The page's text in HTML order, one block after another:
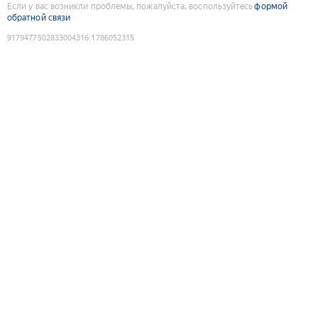
Если у вас возникли проблемы, пожалуйста, воспользуйтесьформой
обратной связи
9179477502833004316:1786052315